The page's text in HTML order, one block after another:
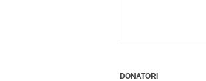
DONATORI